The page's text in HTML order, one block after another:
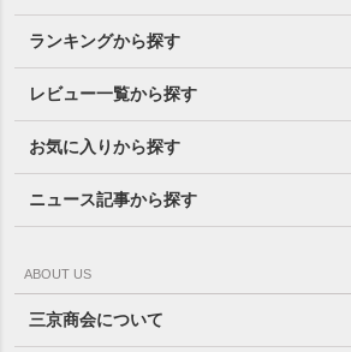
ランキングから探す
レビュー一覧から探す
お気に入りから探す
ニュース記事から探す
ABOUT US
三京商会について